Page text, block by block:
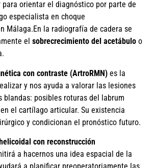
para orientar el diagnóstico por parte de
especialista en choque
Málaga.En la radiografía de cadera se
el sobrecrecimiento del acetábulo o
con contraste (ArtroRMN) es la
y nos ayuda a valorar las lesiones
blandas: posibles roturas del labrum
el cartílago articular. Su existencia
y condicionan el pronóstico futuro.
con reconstrucción
a hacernos una idea espacial de la